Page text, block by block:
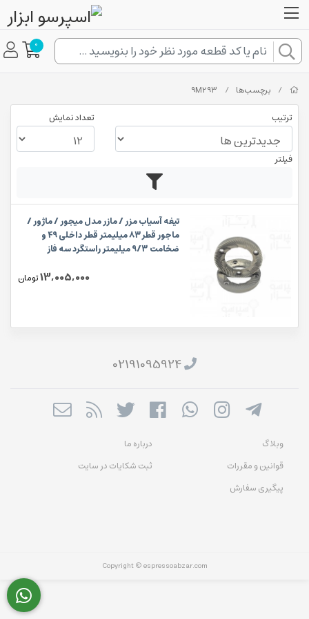
0
/ برچسب‌ها /
9M293
ترتیب تعداد نمایش
فیلتر
تیغه آسیاب مزر / مازر مدل میجور / ماژور /
ماجور قطر۸۳ میلیمتر قطر داخلی 49 و
ضخامت 9/3 میلیمتر راستگرد سه فاز
13,005,000تومان
02191095924
وبلاگ
درباره ما
قوانین و مقررات
ثبت شکایات در سایت
پیگیری سفارش
Copyright © espressoabzar.com